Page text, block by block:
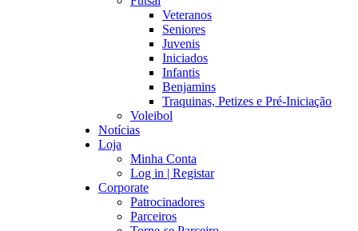
Veteranos
Seniores
Juvenis
Iniciados
Infantis
Benjamins
Traquinas, Petizes e Pré-Iniciação
Voleibol
Notícias
Loja
Minha Conta
Log in | Registar
Corporate
Patrocinadores
Parceiros